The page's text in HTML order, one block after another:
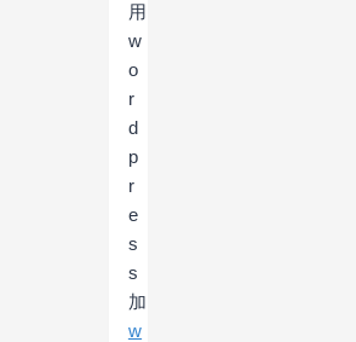
用
w
o
r
d
p
r
e
s
s
加
w